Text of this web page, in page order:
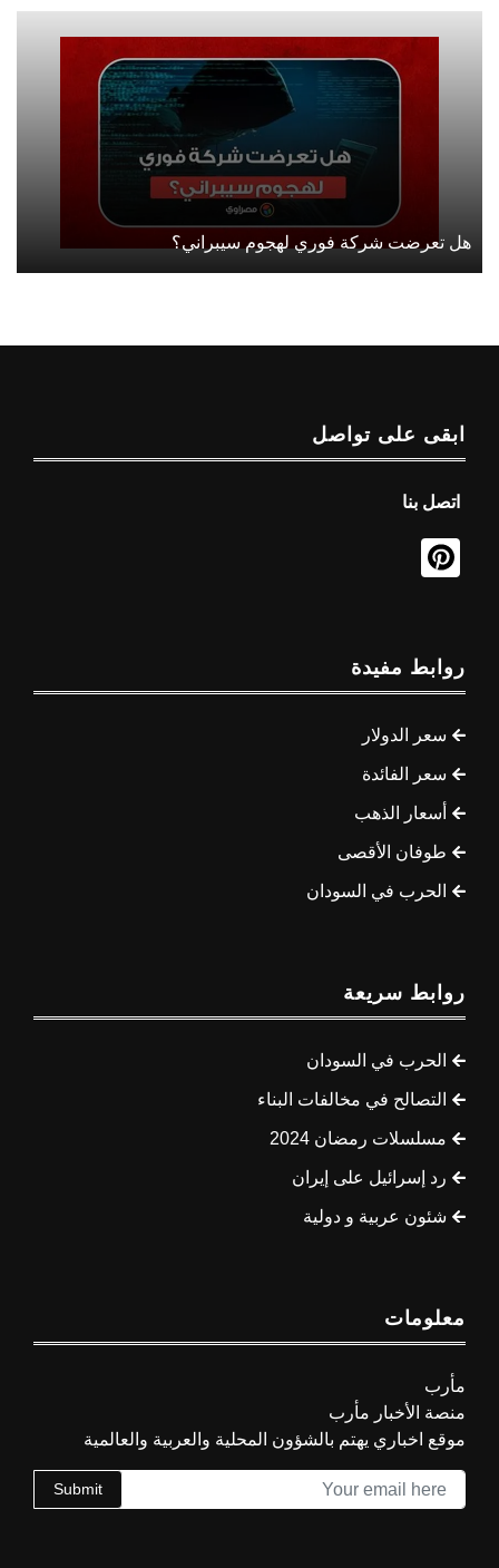
هل تعرضت شركة فوري لهجوم سيبراني؟
ابقى على تواصل
اتصل بنا
روابط مفيدة
سعر الدولار
سعر الفائدة
أسعار الذهب
طوفان الأقصى
الحرب في السودان
روابط سريعة
الحرب في السودان
التصالح في مخالفات البناء
مسلسلات رمضان 2024
رد إسرائيل على إيران
شئون عربية و دولية
معلومات
مأرب
منصة الأخبار مأرب
موقع اخباري يهتم بالشؤون المحلية والعربية والعالمية
Submit